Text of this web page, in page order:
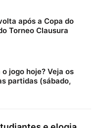
após a Copa do
Torneo Clausura
jogo hoje? Veja os
partidas (sábado,